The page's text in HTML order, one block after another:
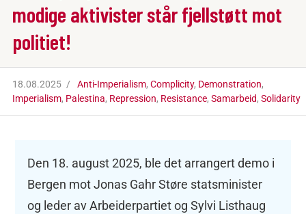
modige aktivister står fjellstøtt mot
politiet!
18.08.2025 Anti-Imperialism,Complicity, Demonstration,
Imperialism, Palestina, Repression, Resistance, Samarbeid, Solidarity
Den 18. august 2025, ble det arrangert demo i
Bergen mot Jonas Gahr Støre statsminister
og leder av Arbeiderpartiet og Sylvi Listhaug